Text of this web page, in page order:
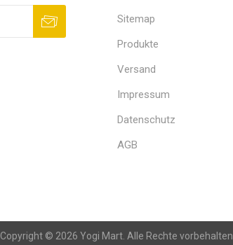
Sitemap
Produkte
Versand
Impressum
Datenschutz
AGB
Copyright © 2026 Yogi Mart. Alle Rechte vorbehalten.